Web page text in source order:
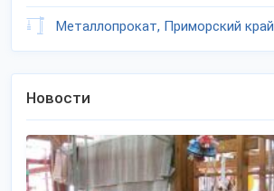
Металлопрокат, Приморский край
Новости